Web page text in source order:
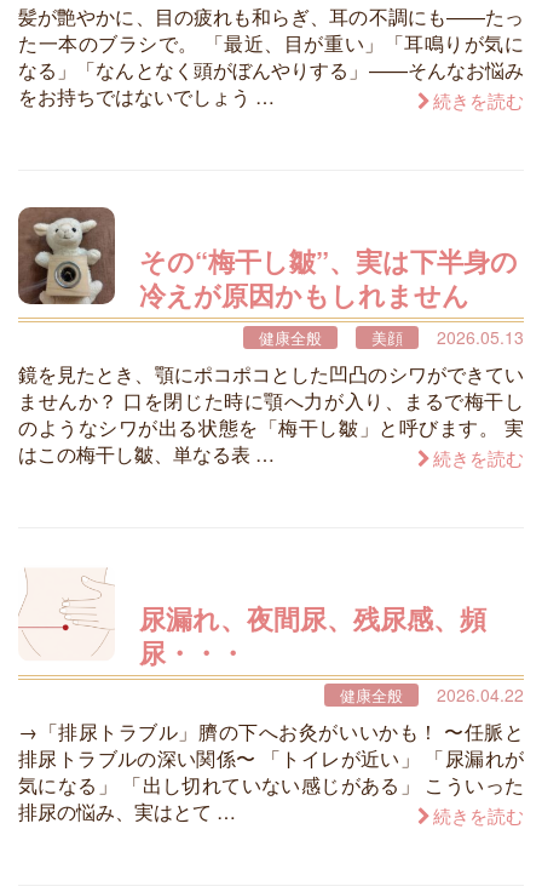
髪が艶やかに、目の疲れも和らぎ、耳の不調にも——たっ
た一本のブラシで。 「最近、目が重い」「耳鳴りが気に
なる」「なんとなく頭がぼんやりする」——そんなお悩み
をお持ちではないでしょう …
続きを読む
その“梅干し皺”、実は下半身の
冷えが原因かもしれません
健康全般 美顔 2026.05.13
鏡を見たとき、顎にポコポコとした凹凸のシワができてい
ませんか？ 口を閉じた時に顎へ力が入り、まるで梅干し
のようなシワが出る状態を「梅干し皺」と呼びます。 実
はこの梅干し皺、単なる表 …
続きを読む
尿漏れ、夜間尿、残尿感、頻
尿・・・
健康全般 2026.04.22
→「排尿トラブル」臍の下へお灸がいいかも！ 〜任脈と
排尿トラブルの深い関係〜 「トイレが近い」 「尿漏れが
気になる」 「出し切れていない感じがある」 こういった
排尿の悩み、実はとて …
続きを読む